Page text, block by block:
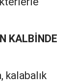
Sivas
Tokat
KALBİNDE
kalabalık